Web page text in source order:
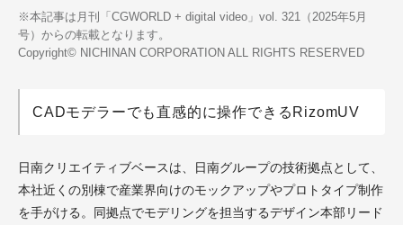
※本記事は月刊「CGWORLD + digital video」vol. 321（2025年5月
号）からの転載となります。
Copyright© NICHINAN CORPORATION ALL RIGHTS RESERVED
CADモデラーでも直感的に操作できるRizomUV
日南クリエイティブベースは、日南グループの技術拠点として、
本社近くの別棟で産業界向けのモックアップやプロトタイプ制作
を手がける。同拠点でモデリングを担当するデザイン本部リード